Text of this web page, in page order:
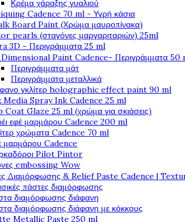
Κρέμα χάραξης γυαλιού
Cadence 70 ml - Υγρή κάσια
Board Paint (Χρώμα μαυροπίνακα)
pearls (σταγόνες μαργαριταριών) 25ml
3D - Περιγράμματα 25 ml
Dimensional Paint Cadence- Περιγράμματα 50
Περιγράμματα μάτ
Περιγράμματα μεταλλικά
γκλίτερ holographic effect paint 90 ml
Media Spray Ink Cadence 25 ml
Coat Glaze 25 ml (χρώμα για σκιάσεις)
εφέ μαρμάρου Cadence 200 ml
χρώματα Cadence 70 ml
μαρμάρου Cadence
Pilot Pintor
embossing Wow
Διαμόρφωσης & Relief Paste Cadence |
πάστες διαμόρφωσης
διαμόρφωσης διάφανη
διαμόρφωσης διάφανη με κόκκους
Metallic Paste 250 ml